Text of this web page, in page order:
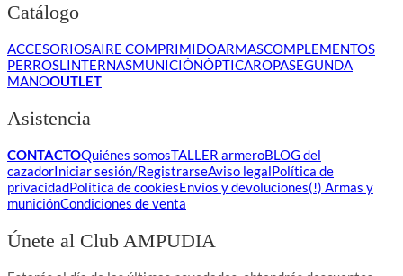
Catálogo
ACCESORIOSAIRE COMPRIMIDOARMASCOMPLEMENTOS
PERROSLINTERNASMUNICIÓNÓPTICAROPASEGUNDA
MANOOUTLET
Asistencia
CONTACTOQuiénes somosTALLER armeroBLOG del
cazadorIniciar sesión/RegistrarseAviso legalPolítica de
privacidadPolítica de cookiesEnvíos y devoluciones(!) Armas y
municiónCondiciones de venta
Únete al Club AMPUDIA